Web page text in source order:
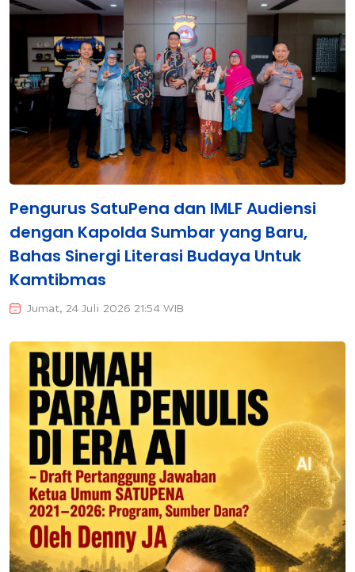
Pengurus SatuPena dan IMLF Audiensi
dengan Kapolda Sumbar yang Baru,
Bahas Sinergi Literasi Budaya Untuk
Kamtibmas
Jumat, 24 Juli 2026 21:54 WIB